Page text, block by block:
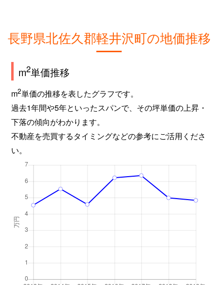
長野県北佐久郡軽井沢町の地価推移
m2単価推移
m2単価の推移を表したグラフです。
過去1年間や5年といったスパンで、その坪単価の上昇・
下落の傾向がわかります。
不動産を売買するタイミングなどの参考にご活用くださ
い。